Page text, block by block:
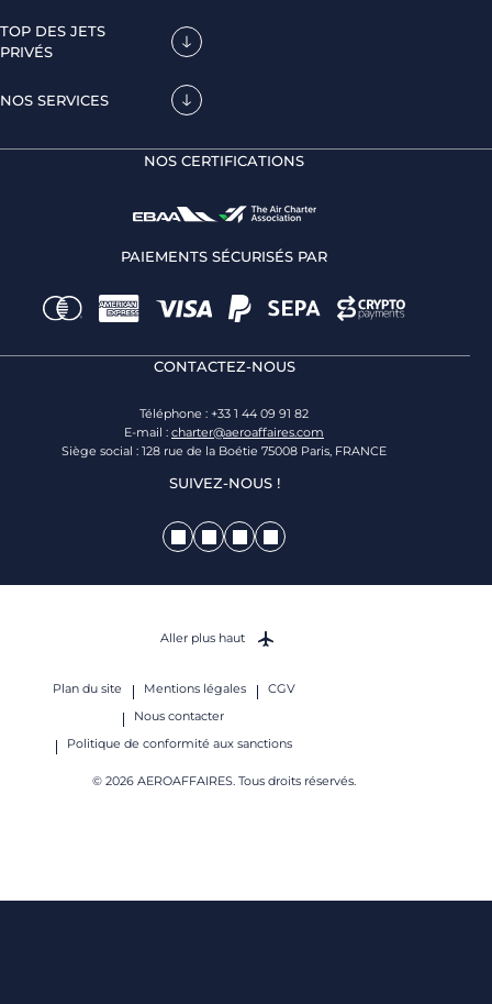
TOP DES JETS
PRIVÉS
NOS SERVICES
NOS CERTIFICATIONS
PAIEMENTS SÉCURISÉS PAR
CONTACTEZ-NOUS
Téléphone : +33 1 44 09 91 82
E-mail : charter@aeroaffaires.com
Siège social : 128 rue de la Boétie 75008 Paris, FRANCE
SUIVEZ-NOUS !
Plan du site Mentions légales
CGV
Nous contacter
Politique de conformité aux sanctions
© 2026 AEROAFFAIRES. Tous droits réservés.
Aller plus haut